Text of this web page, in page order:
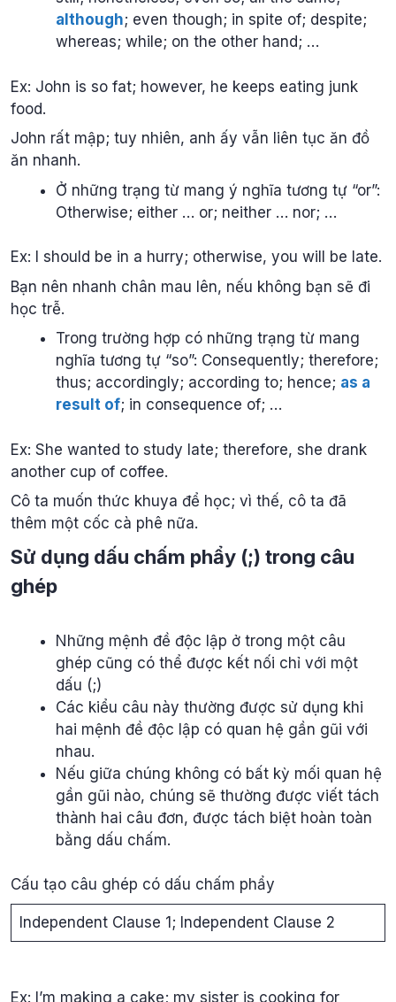
although; even though; in spite of; despite;
whereas; while; on the other hand; …
Ex: John is so fat; however, he keeps eating junk
food.
John rất mập; tuy nhiên, anh ấy vẫn liên tục ăn đồ
ăn nhanh.
Ở những trạng từ mang ý nghĩa tương tự “or”:
Otherwise; either … or; neither … nor; …
Ex: I should be in a hurry; otherwise, you will be late.
Bạn nên nhanh chân mau lên, nếu không bạn sẽ đi
học trễ.
Trong trường hợp có những trạng từ mang
nghĩa tương tự “so”: Consequently; therefore;
thus; accordingly; according to; hence; as a
result of; in consequence of; …
Ex: She wanted to study late; therefore, she drank
another cup of coffee.
Cô ta muốn thức khuya để học; vì thế, cô ta đã
thêm một cốc cà phê nữa.
Sử dụng dấu chấm phẩy (;) trong câu
ghép
Những mệnh đề độc lập ở trong một câu
ghép cũng có thể được kết nối chỉ với một
dấu (;)
Các kiểu câu này thường được sử dụng khi
hai mệnh đề độc lập có quan hệ gần gũi với
nhau.
Nếu giữa chúng không có bất kỳ mối quan hệ
gần gũi nào, chúng sẽ thường được viết tách
thành hai câu đơn, được tách biệt hoàn toàn
bằng dấu chấm.
Cấu tạo câu ghép có dấu chấm phẩy
Independent Clause 1; Independent Clause 2
Ex: I’m making a cake; my sister is cooking for